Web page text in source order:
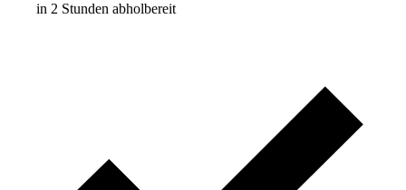
in 2 Stunden abholbereit